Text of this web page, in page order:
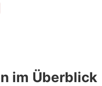
im Überblick